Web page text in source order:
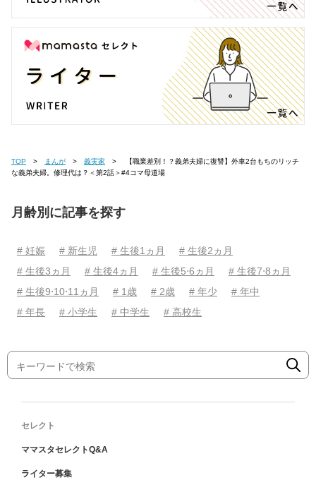
TOP まんが 義実家
な義弟夫婦。修理代は？＜第2話＞#4コマ母道場
月齢別に記事を探す
# 妊娠 # 新生児 # 生後1ヵ月
# 生後2ヵ月
# 生後3ヵ月
# 生後4ヵ月 # 生後5⋅6ヵ月
# 生後7⋅8ヵ月
# 生後9⋅10⋅11ヵ月
# 1歳 # 2歳 # 年少
# 年中
# 年長
# 小学生 # 中学生 # 高校生
セレクト
ママスタセレクトQ&A
ライター募集